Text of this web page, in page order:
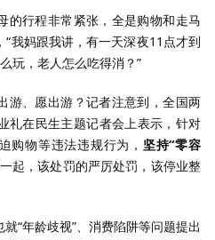
的行程非常紧张，全是购物和走马
我妈跟我讲，有一天深夜11点才到
玩，老人怎么吃得消？”
游、愿出游？记者注意到，全国两
礼在民生主题记者会上表示，针对
购物等违法违规行为， 坚持“零容
起，该处罚的严厉处罚，该停业整
“年龄歧视”、消费陷阱等问题提出